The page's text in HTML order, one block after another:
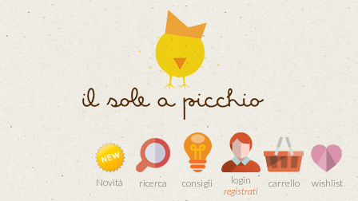
Novità ricerca consigli
login
registrati
carrello wishlist